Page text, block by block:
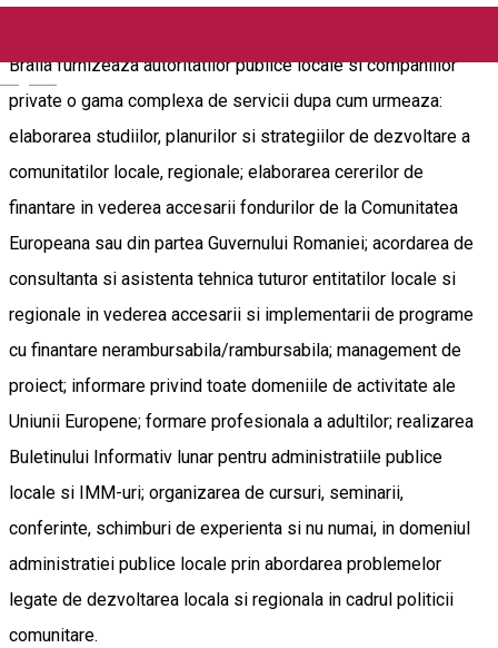
English
Braila furnizeaza autoritatilor publice locale si companiilor
private o gama complexa de servicii dupa cum urmeaza:
elaborarea studiilor, planurilor si strategiilor de dezvoltare a
comunitatilor locale, regionale; elaborarea cererilor de
finantare in vederea accesarii fondurilor de la Comunitatea
Europeana sau din partea Guvernului Romaniei; acordarea de
consultanta si asistenta tehnica tuturor entitatilor locale si
regionale in vederea accesarii si implementarii de programe
cu finantare nerambursabila/rambursabila; management de
proiect; informare privind toate domeniile de activitate ale
Uniunii Europene; formare profesionala a adultilor; realizarea
Buletinului Informativ lunar pentru administratiile publice
locale si IMM-uri; organizarea de cursuri, seminarii,
conferinte, schimburi de experienta si nu numai, in domeniul
administratiei publice locale prin abordarea problemelor
legate de dezvoltarea locala si regionala in cadrul politicii
comunitare.